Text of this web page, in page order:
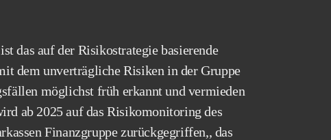
das auf der Risikostrategie basierende
dem unverträgliche Risiken in der Gruppe
möglichst früh erkannt und vermieden
ab 2025 auf das Risikomonitoring des
Finanzgruppe zurückgegriffen,, das